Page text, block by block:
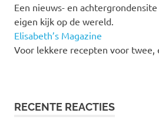
Een nieuws- en
eigen kijk op de wereld.
Elisabeth’s Magazine
Voor lekkere recepten voor twee,
RECENTE REACTIES